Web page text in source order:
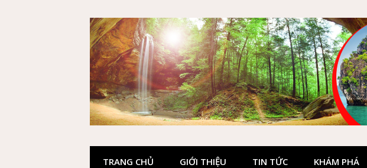
TRANG CHỦ GIỚI THIỆU TIN TỨC KHÁM PHÁ